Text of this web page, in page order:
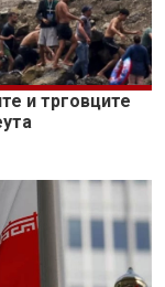
и трговците